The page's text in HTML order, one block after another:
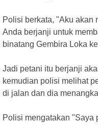
Polisi berkata, "Aku akan
Anda berjanji untuk
binatang Gembira Loka
Jadi petani itu berjanji
kemudian polisi melihat
di jalan dan dia
Polisi mengatakan "Saya